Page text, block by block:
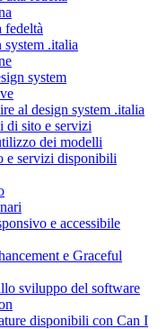
fedeltà
system .italia
system
al design system .italia
di sito e servizi
dei modelli
e servizi disponibili
e accessibile
e Graceful
sviluppo del software
disponibili con Can I